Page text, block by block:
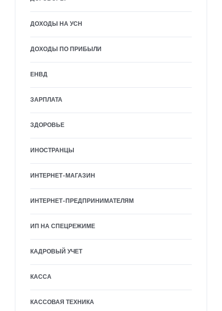
ДОХОДЫ НА УСН
ДОХОДЫ ПО ПРИБЫЛИ
ЕНВД
ЗАРПЛАТА
ЗДОРОВЬЕ
ИНОСТРАНЦЫ
ИНТЕРНЕТ-МАГАЗИН
ИНТЕРНЕТ-ПРЕДПРИНИМАТЕЛЯМ
ИП НА СПЕЦРЕЖИМЕ
КАДРОВЫЙ УЧЕТ
КАССА
КАССОВАЯ ТЕХНИКА